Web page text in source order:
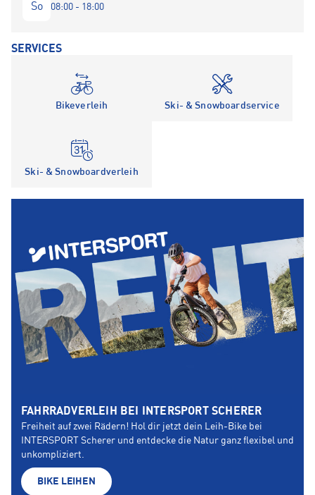
So 08:00 - 18:00
SERVICES
Bikeverleih Ski- & Snowboardservice
Ski- & Snowboardverleih
FAHRRADVERLEIH BEI INTERSPORT SCHERER
Freiheit auf zwei Rädern! Hol dir jetzt dein Leih-Bike bei
INTERSPORT Scherer und entdecke die Natur ganz flexibel und
unkompliziert.
BIKE LEIHEN